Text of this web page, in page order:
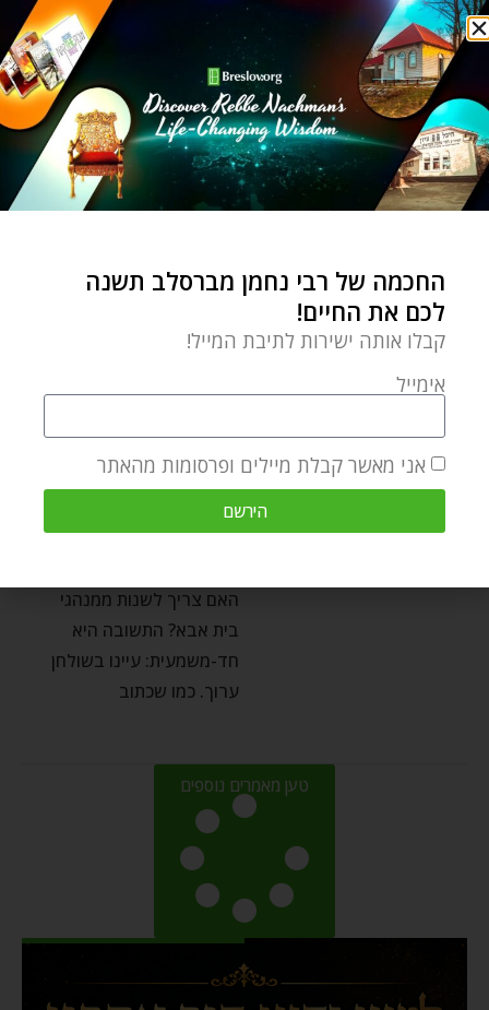
השקפה וחכמה יהודית
אל תהיו נוקשים
by
Chaim Kramer
נובמבר 17, 2019
היא דבר מיותר מאוד ואפשר
מתיקות נפלאה,
השקפה וחכמה יהודית
byChaim Kramer
האם צריך לשנות ממנהגי
בית אבא? התשובה היא
חד-משמעית: עיינו בשולחן
ערוך. כמו שכתוב
טען מאמרים נוספים
החכמה של רבי נחמן מברסלב תשנה
לכם את החיים!
קבלו אותה ישירות לתיבת המייל!
אימייל
אני מאשר קבלת מיילים ופרסומות מהאתר
הירשם